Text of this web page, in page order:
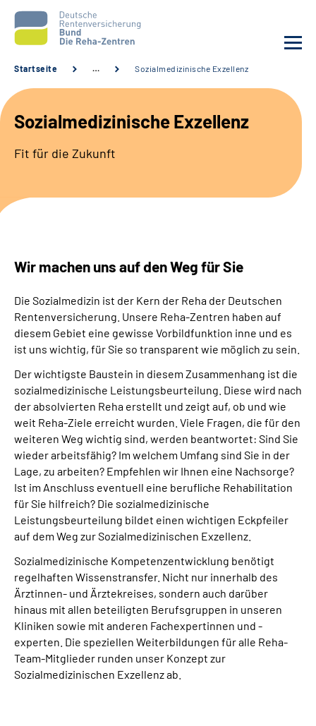
Aktuelles
Unsere Kliniken
Gebärdensprache
Startseite … Sozialmedizinische Exzellenz
Sozialmedizinische Exzellenz
Fit für die Zukunft
Wir machen uns auf den Weg für Sie
Die Sozialmedizin ist der Kern der Reha der Deutschen
Rentenversicherung. Unsere Reha-Zentren haben auf
diesem Gebiet eine gewisse Vorbildfunktion inne und es
ist uns wichtig, für Sie so transparent wie möglich zu sein.
Der wichtigste Baustein in diesem Zusammenhang ist die
sozialmedizinische Leistungsbeurteilung. Diese wird nach
der absolvierten Reha erstellt und zeigt auf, ob und wie
weit Reha-Ziele erreicht wurden. Viele Fragen, die für den
weiteren Weg wichtig sind, werden beantwortet: Sind Sie
wieder arbeitsfähig? Im welchem Umfang sind Sie in der
Lage, zu arbeiten? Empfehlen wir Ihnen eine Nachsorge?
Ist im Anschluss eventuell eine berufliche Rehabilitation
für Sie hilfreich? Die sozialmedizinische
Leistungsbeurteilung bildet einen wichtigen Eckpfeiler
auf dem Weg zur Sozialmedizinischen Exzellenz.
Sozialmedizinische Kompetenzentwicklung benötigt
regelhaften Wissenstransfer. Nicht nur innerhalb des
Ärztinnen- und Ärztekreises, sondern auch darüber
hinaus mit allen beteiligten Berufsgruppen in unseren
Kliniken sowie mit anderen Fachexpertinnen und -
experten. Die speziellen Weiterbildungen für alle Reha-
Team-Mitglieder runden unser Konzept zur
Sozialmedizinischen Exzellenz ab.